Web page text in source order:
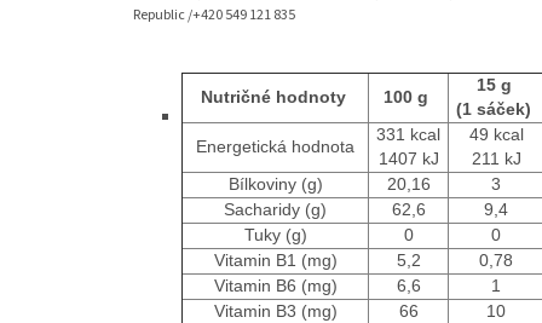
Republic /+420 549 121 835
Nutričné hodnoty 100 g
15 g
(1 sáček)
Energetická hodnota
331 kcal
1407 kJ
49 kcal
211 kJ
Bílkoviny (g)
20,16
3
Sacharidy (g)
62,6
9,4
Tuky (g)
0
0
Vitamin B1 (mg)
5,2
0,78
Vitamin B6 (mg)
6,6
1
Vitamin B3 (mg)
66
10